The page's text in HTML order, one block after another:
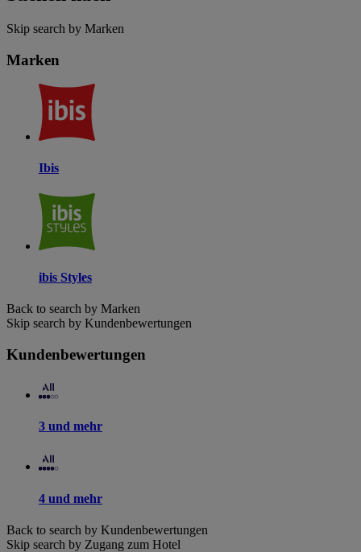
Skip search by Marken
Marken
Ibis
ibis Styles
Back to search by Marken
Skip search by Kundenbewertungen
Kundenbewertungen
3 und mehr
4 und mehr
Back to search by Kundenbewertungen
Skip search by Zugang zum Hotel